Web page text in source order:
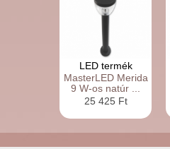
LED termék
MasterLED Merida
9 W-os natúr ...
25 425 Ft